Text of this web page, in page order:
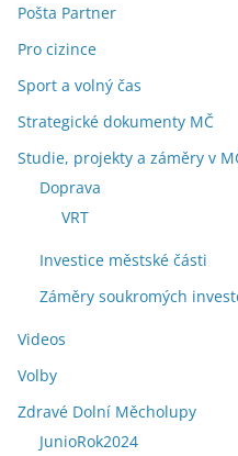
Pošta Partner
Pro cizince
Sport a volný čas
Strategické dokumenty MČ
Studie, projekty a záměry v
Doprava
VRT
Investice městské části
Záměry soukromých
Videos
Volby
Zdravé Dolní Měcholupy
JunioRok2024